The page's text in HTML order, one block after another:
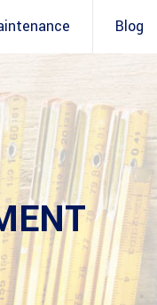
Blog